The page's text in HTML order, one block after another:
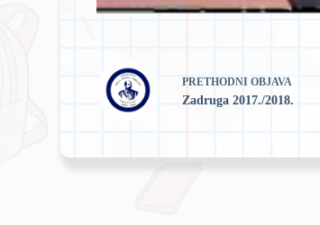
PRETHODNIOBJAVA
Zadruga 2017./2018.